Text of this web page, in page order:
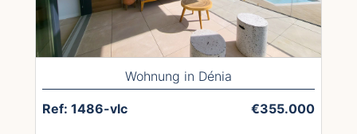
Wohnung in Dénia
Ref: 1486-vlc €355.000